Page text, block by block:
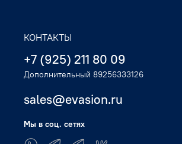
КОНТАКТЫ
+7 (925) 211 80 09
Дополнительный 89256333126
sales@evasion.ru
Мы в соц. сетях